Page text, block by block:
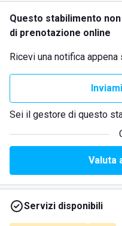
Questo stabilimento
di prenotazione online
Ricevi una notifica
Sei il gestore di questo
Valuta
Servizi disponibili